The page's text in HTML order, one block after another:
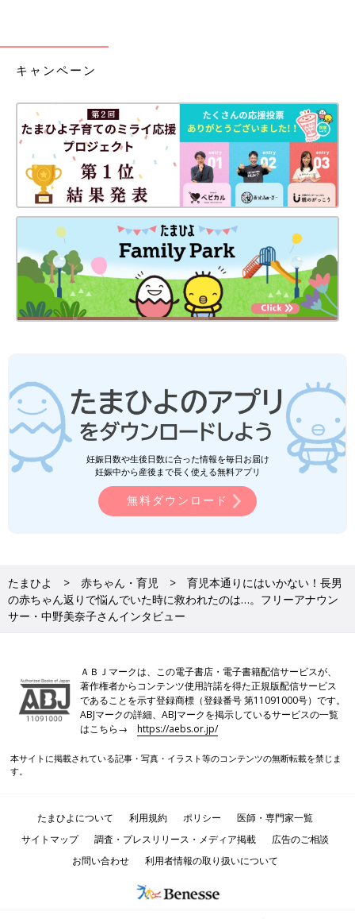
キャンペーン
妊娠日数や生後日数に合った情報を毎日お届け
妊娠中から産後まで長く使える無料アプリ
無料ダウンロード
たまひよ 赤ちゃん・育児
育児本通りにはいかない！長男
の赤ちゃん返りで悩んでいた時に救われたのは…。フリーアナウン
サー・中野美奈子さんインタビュー
ＡＢＪマークは、この電子書店・電子書籍配信サービスが、
著作権者からコンテンツ使用許諾を得た正規版配信サービス
であることを示す登録商標（登録番号 第11091000号）です。
ABJマークの詳細、ABJマークを掲示しているサービスの一覧
はこちら→https://aebs.or.jp/
本サイトに掲載されている記事・写真・イラスト等のコンテンツの無断転載を禁じま
す。
たまひよについて 利用規約 ポリシー
医師・専門家一覧
サイトマップ
調査・プレスリリース・メディア掲載
広告のご相談
お問い合わせ
利用者情報の取り扱いについて